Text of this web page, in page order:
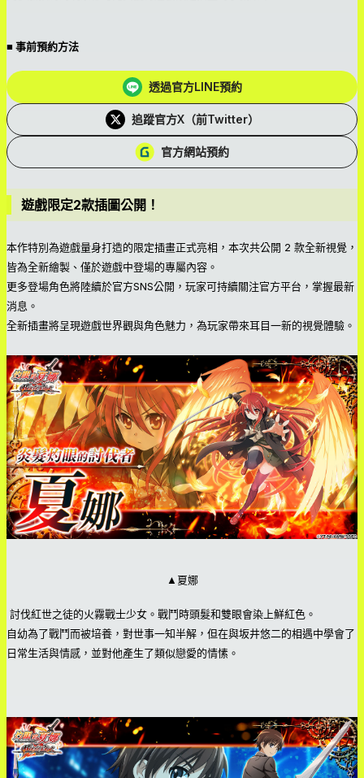
■ 事前預約方法
透過官方LINE預約
追蹤官方X（前Twitter）
官方網站預約
遊戲限定2款插圖公開！
本作特別為遊戲量身打造的限定插畫正式亮相，本次共公開 2 款全新視覺，
皆為全新繪製、僅於遊戲中登場的專屬內容。
更多登場角色將陸續於官方SNS公開，玩家可持續關注官方平台，掌握最新
消息。
全新插畫將呈現遊戲世界觀與角色魅力，為玩家帶來耳目一新的視覺體驗。
▲夏娜
討伐紅世之徒的火霧戰士少女。戰鬥時頭髮和雙眼會染上鮮紅色。
自幼為了戰鬥而被培養，對世事一知半解，但在與坂井悠二的相遇中學會了
日常生活與情感，並對他產生了類似戀愛的情愫。